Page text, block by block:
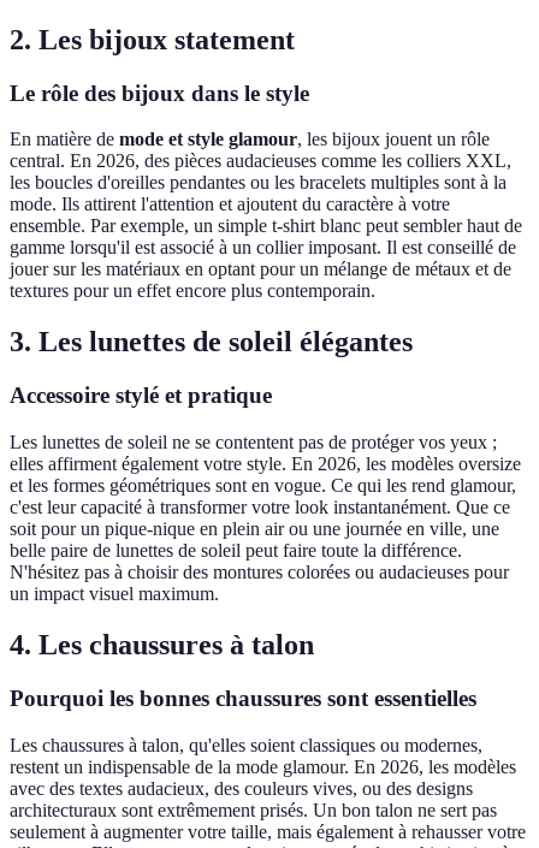
2. Les bijoux statement
Le rôle des bijoux dans le style
En matière de mode et style glamour, les bijoux jouent un rôle
central. En 2026, des pièces audacieuses comme les colliers XXL,
les boucles d'oreilles pendantes ou les bracelets multiples sont à la
mode. Ils attirent l'attention et ajoutent du caractère à votre
ensemble. Par exemple, un simple t-shirt blanc peut sembler haut de
gamme lorsqu'il est associé à un collier imposant. Il est conseillé de
jouer sur les matériaux en optant pour un mélange de métaux et de
textures pour un effet encore plus contemporain.
3. Les lunettes de soleil élégantes
Accessoire stylé et pratique
Les lunettes de soleil ne se contentent pas de protéger vos yeux ;
elles affirment également votre style. En 2026, les modèles oversize
et les formes géométriques sont en vogue. Ce qui les rend glamour,
c'est leur capacité à transformer votre look instantanément. Que ce
soit pour un pique-nique en plein air ou une journée en ville, une
belle paire de lunettes de soleil peut faire toute la différence.
N'hésitez pas à choisir des montures colorées ou audacieuses pour
un impact visuel maximum.
4. Les chaussures à talon
Pourquoi les bonnes chaussures sont essentielles
Les chaussures à talon, qu'elles soient classiques ou modernes,
restent un indispensable de la mode glamour. En 2026, les modèles
avec des textes audacieux, des couleurs vives, ou des designs
architecturaux sont extrêmement prisés. Un bon talon ne sert pas
seulement à augmenter votre taille, mais également à rehausser votre